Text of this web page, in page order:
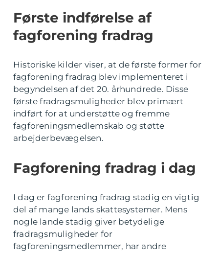
Første indførelse af
fagforening fradrag
Historiske kilder viser, at de første former for
fagforening fradrag blev implementeret i
begyndelsen af det 20. århundrede. Disse
første fradragsmuligheder blev primært
indført for at understøtte og fremme
fagforeningsmedlemskab og støtte
arbejderbevægelsen.
Fagforening fradrag i dag
I dag er fagforening fradrag stadig en vigtig
del af mange lands skattesystemer. Mens
nogle lande stadig giver betydelige
fradragsmuligheder for
fagforeningsmedlemmer, har andre